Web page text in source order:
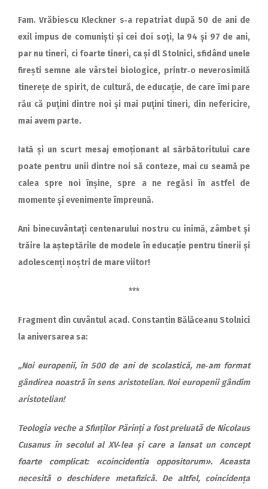
Fam. Vrăbiescu Kleckner s‑a repatriat după 50 de ani de
exil impus de comuniști și cei doi soți, la 94 și 97 de ani,
par nu tineri, ci foarte tineri, ca și dl Stolnici, sfidând unele
firești semne ale vârstei biologice, printr‑o neverosimilă
tinerețe de spirit, de cultură, de educație, de care îmi pare
rău că puțini dintre noi și mai puțini tineri, din nefericire,
mai avem parte.
Iată și un scurt mesaj emo­ționant al sărbătoritului care
poate pentru unii dintre noi să conteze, mai cu seamă pe
calea spre noi înșine, spre a ne regăsi în astfel de
momente și evenimente împreună.
Ani binecuvântați centenarului nostru cu inimă, zâmbet și
trăire la așteptările de modele în educație pentru tinerii și
adolescenți noștri de mare viitor!
***
Fragment din cuvântul acad. Constantin Bălăceanu Stolnici
la aniversarea sa:
„Noi europenii, în 500 de ani de scolastică, ne‑am format
gândirea noastră în sens aristotelian. Noi europenii gândim
aristotelian!
Teologia veche a Sfinților Părinți a fost preluată de Nicolaus
Cusanus în secolul al XV‑lea și care a lansat un concept
foarte complicat: «coincidentia oppositorum». Aceasta
necesită o deschidere metafizică. De altfel, coincidența